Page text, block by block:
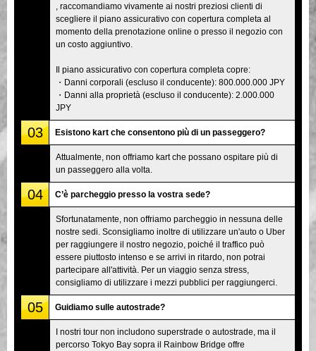
, raccomandiamo vivamente ai nostri preziosi clienti di
scegliere il piano assicurativo con copertura completa al
momento della prenotazione online o presso il negozio con
un costo aggiuntivo.
Il piano assicurativo con copertura completa copre:
・Danni corporali (escluso il conducente): 800.000.000 JPY
・Danni alla proprietà (escluso il conducente): 2.000.000
JPY
03 Esistono kart che consentono più di un passeggero?
Attualmente, non offriamo kart che possano ospitare più di
un passeggero alla volta.
04 C’è parcheggio presso la vostra sede?
Sfortunatamente, non offriamo parcheggio in nessuna delle
nostre sedi. Sconsigliamo inoltre di utilizzare un'auto o Uber
per raggiungere il nostro negozio, poiché il traffico può
essere piuttosto intenso e se arrivi in ritardo, non potrai
partecipare all'attività. Per un viaggio senza stress,
consigliamo di utilizzare i mezzi pubblici per raggiungerci.
05 Guidiamo sulle autostrade?
I nostri tour non includono superstrade o autostrade, ma il
percorso Tokyo Bay sopra il Rainbow Bridge offre